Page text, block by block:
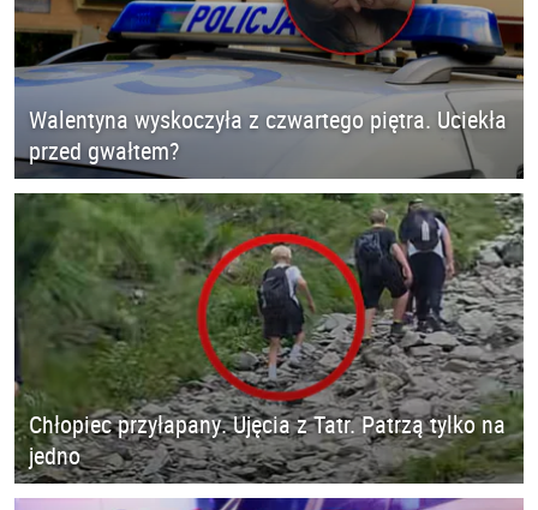
Walentyna wyskoczyła z czwartego piętra. Uciekła
przed gwałtem?
Chłopiec przyłapany. Ujęcia z Tatr. Patrzą tylko na
jedno